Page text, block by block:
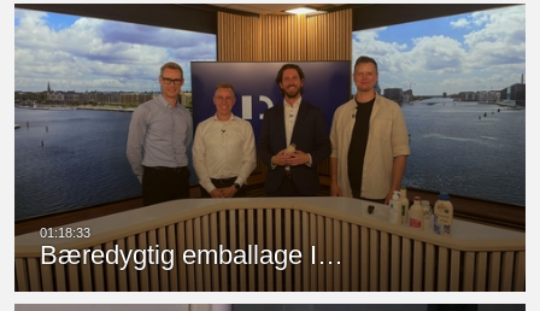
Bæredygtig emballage I…